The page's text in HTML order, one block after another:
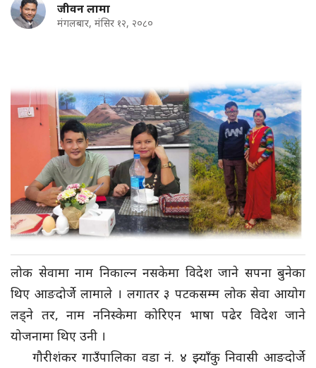
जीवन लामा
मंगलबार, मंसिर १२, २०८०
लोक सेवामा नाम निकाल्न नसकेमा विदेश जाने सपना बुनेका
थिए आङदोर्जे लामाले । लगातर ३ पटकसम्म लोक सेवा आयोग
लड्ने तर, नाम ननिस्केमा कोरिएन भाषा पढेर विदेश जाने
योजनामा थिए उनी ।
गौरीशंकर गाउँपालिका वडा नं. ४ झ्याँकु निवासी आङदोर्जे